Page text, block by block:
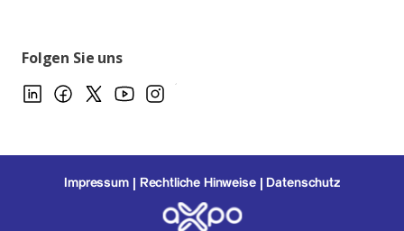
Folgen Sie uns
Impressum Rechtliche Hinweise Datenschutz